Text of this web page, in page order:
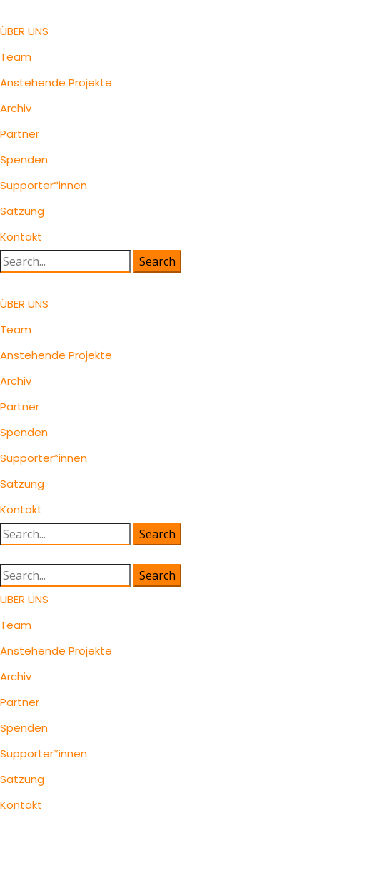
ÜBER UNS
Team
Anstehende Projekte
Archiv
Partner
Spenden
Supporter*innen
Satzung
Kontakt
Search
for:
ÜBER UNS
Team
Anstehende Projekte
Archiv
Partner
Spenden
Supporter*innen
Satzung
Kontakt
Search
for:
Search
for:
ÜBER UNS
Team
Anstehende Projekte
Archiv
Partner
Spenden
Supporter*innen
Satzung
Kontakt